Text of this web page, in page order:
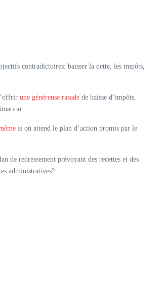
contradictoires: baisser la dette, les impôts,
une généreuse rasade de baisse d’impôts,
si on attend le plan d’action promis par le
de redressement prévoyant des recettes et des
administratives?